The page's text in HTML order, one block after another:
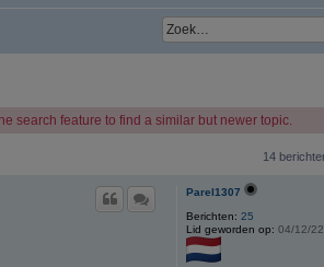
search feature to find a similar but newer topic.
14
Parel1307
Berichten: 25
Lid geworden op: 04/12/